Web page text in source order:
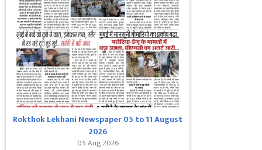
Rokthok Lekhani Newspaper 05 to 11 August
2026
05 Aug 2026